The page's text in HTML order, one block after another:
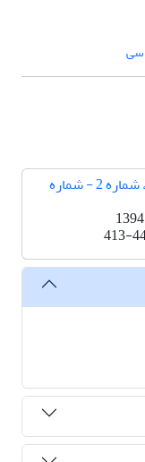
دوره 12، شماره 2 - شماره
413-